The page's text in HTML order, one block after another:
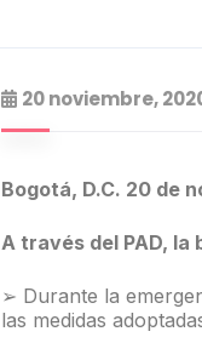
20 noviembre,
Bogotá, D.C. 20 de
A través del PAD,
➢ Durante la
las medidas